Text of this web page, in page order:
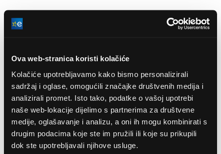
Ova web-stranica koristi kolačiće
Kolačiće upotrebljavamo kako bismo personalizirali
sadržaj i oglase, omogućili značajke društvenih medija i
analizirali promet. Isto tako, podatke o vašoj upotrebi
naše web-lokacije dijelimo s partnerima za društvene
medije, oglašavanje i analizu, a oni ih mogu kombinirati s
drugim podacima koje ste im pružili ili koje su prikupili
dok ste upotrebljavali njihove usluge.
www.samsung.com/hu/
Kapacitet pranja
11 kg
Brzina centrifuga
1.400 br. okr. / min
Energetski razred
Dubina
60 cm